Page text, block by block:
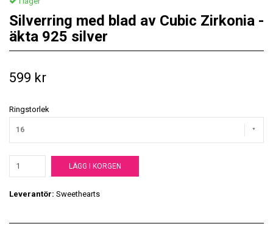
Silverring med blad av Cubic Zirkonia -
äkta 925 silver
599 kr
Ringstorlek
16
LÄGG I KORGEN
Leverantör: Sweethearts